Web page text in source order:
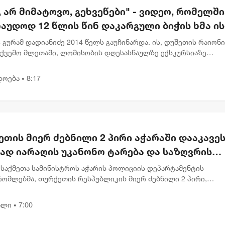
არ მიმატოვო, გეხვეწები" - ვიდეო,
12 წლის წინ დაკარგული ბიჭის ხმა
გურამ დადიანიძე 2014 წელს გაუჩინარდა. ის, დუშეთის
მლეთაში, ლომისობის დღესასწაულზე ექსკურსიაზე
კვალს ვ...
• 8:17
მიერ ძებნილი 2 პირი აჭარაში
იარაღის უკანონო ტარება და საზღვრის
ედებათ
საქმეთა სამინისტროს აჭარის პოლიციის დეპარტამენტის
თურქეთის რესპუბლიკის მიერ ძებნილი 2 პირი,
• 7:00